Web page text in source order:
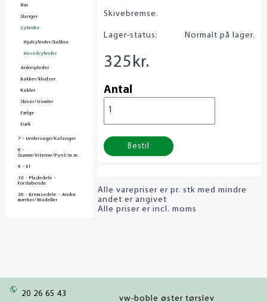
Rør
Slanger
Cylindre
Hjulcylinder/kalibre
Hovedcylinder
Ankerplader
Bakker/klodser
Kabler
Skiver/tromler
Fælge
Dæk
7 - Undervogn/Kofanger
8 -
Gummi/Interiør/Pynt/m.m.
9 - El
10 - Pladedele -
Fortløbende
30 - Bremsedele - Andre
mærker/Modeller
Skivebremse.
Lager-status: Normalt på lager.
325 kr.
Antal
Bestil
Alle varepriser er pr. stk med mindre
andet er angivet
Alle priser er incl. moms
20 26 65 43
vw-boble øster tørslev